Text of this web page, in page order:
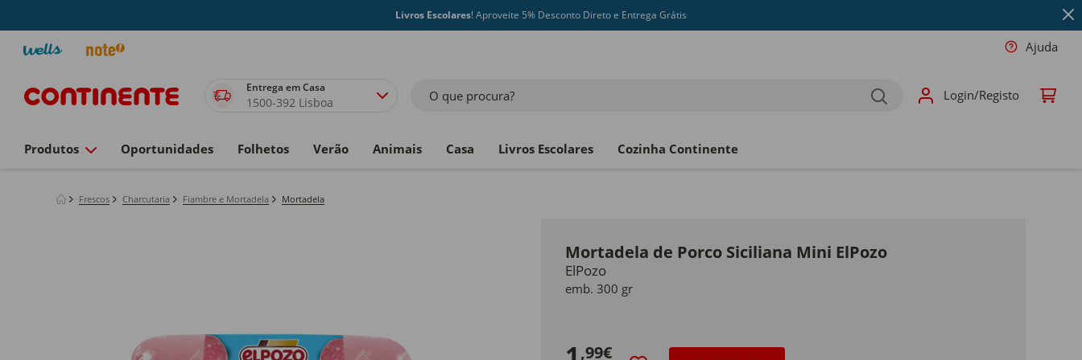
Livros Escolares! Aproveite 5% Desconto Direto e Entrega Grátis
Ajuda
Entrega em Casa
1500-392 Lisboa O que procura? Login/Registo
Produtos Oportunidades Folhetos Verão Animais Casa Livros Escolares Cozinha Continente
Frescos Charcutaria Fiambre e Mortadela Mortadela
Mortadela de Porco Siciliana Mini ElPozo
ElPozo
emb. 300 gr
,99€